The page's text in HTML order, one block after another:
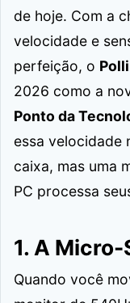
de hoje. Com a
velocidade e
perfeição, o
2026 como a
Ponto da
essa velocidade
caixa, mas uma
PC processa
1. A
Quando você